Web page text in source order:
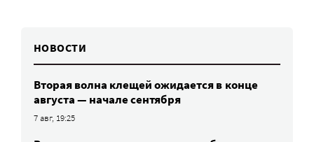
НОВОСТИ
Вторая волна клещей ожидается в конце
августа — начале сентября
7 авг, 19:25